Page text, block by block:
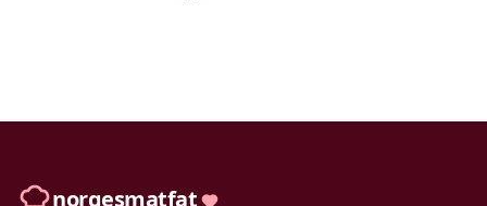
norgesmatfat